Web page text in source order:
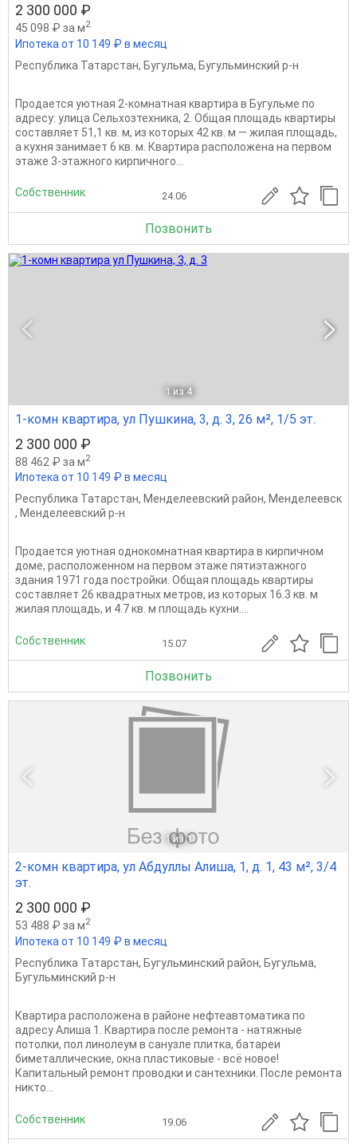
2 300 000 ₽
45 098 ₽ за м2
Ипотека от 10 149 ₽ в месяц
Республика Татарстан, Бугульма, Бугульминский р-н
Продается уютная 2-комнатная квартира в Бугульме по
адресу: улица Сельхозтехника, 2. Общая площадь квартиры
составляет 51,1 кв. м, из которых 42 кв. м — жилая площадь,
а кухня занимает 6 кв. м. Квартира расположена на первом
этаже 3-этажного кирпичного...
Собственник 24.06
Позвонить
1 из 4
1-комн квартира, ул Пушкина, 3, д. 3, 26 м², 1/5 эт.
2 300 000 ₽
88 462 ₽ за м2
Ипотека от 10 149 ₽ в месяц
Республика Татарстан, Менделеевский район, Менделеевск
, Менделеевский р-н
Продается уютная однокомнатная квартира в кирпичном
доме, расположенном на первом этаже пятиэтажного
здания 1971 года постройки. Общая площадь квартиры
составляет 26 квадратных метров, из которых 16.3 кв. м
жилая площадь, и 4.7 кв. м площадь кухни....
Собственник 15.07
Позвонить
1 из 1
2-комн квартира, ул Абдуллы Алиша, 1, д. 1, 43 м², 3/4
эт.
2 300 000 ₽
53 488 ₽ за м2
Ипотека от 10 149 ₽ в месяц
Республика Татарстан, Бугульминский район, Бугульма,
Бугульминский р-н
Квартира расположена в районе нефтеавтоматика по
адресу Алиша 1. Квартира после ремонта - натяжные
потолки, пол линолеум в санузле плитка, батареи
биметаллические, окна пластиковые - всё новое!
Капитальный ремонт проводки и сантехники. После ремонта
никто...
Собственник 19.06